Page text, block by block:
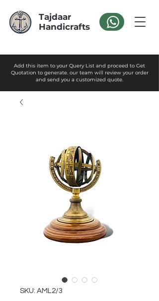
Tajdaar
Handicrafts
Add this item to your Query List and proceed to Get
Quotation to generate. our team will review your order
and send you a customized quote.
SKU: AML2/3